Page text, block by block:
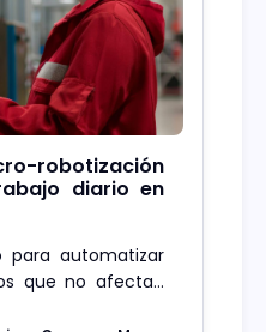
robotización
diario en
para automatizar
que no afectan